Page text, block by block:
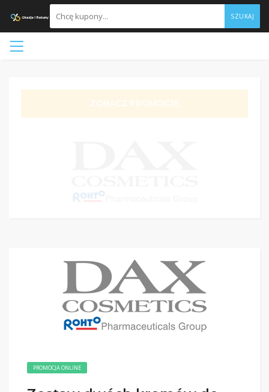
SZUKAJ
ZOBACZ PROMOCJĘ
PROMOCJA ONLINE